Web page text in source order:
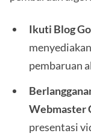
Ikuti Blog
pembaruan
Webmaster
presentasi